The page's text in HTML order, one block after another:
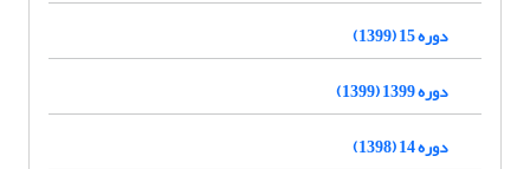
دوره 15 (1399)
دوره 1399 (1399)
دوره 14 (1398)